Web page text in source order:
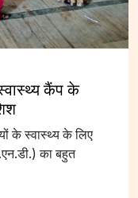
के स्वास्थ्य के लिए
का बहुत